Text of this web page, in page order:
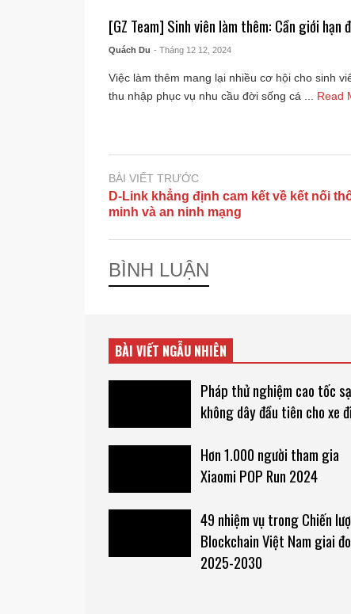
[GZ Team] Sinh viên làm thêm: Cần giới hạn
Quách Du - Tháng 12 12, 2024
Việc làm thêm mang lại nhiều cơ hội cho sinh
thu nhập phục vụ nhu cầu đời sống cá ... Read
BÀI VIẾT TRƯỚC
D-Link khẳng định cam kết về kết nối
minh và an ninh mạng
BÌNH LUẬN
BÀI VIẾT NGẪU NHIÊN
Pháp thử nghiệm cao tốc
không dây đầu tiên cho xe
Hơn 1.000 người tham gia
Xiaomi POP Run 2024
49 nhiệm vụ trong Chiến
Blockchain Việt Nam giai
2025-2030